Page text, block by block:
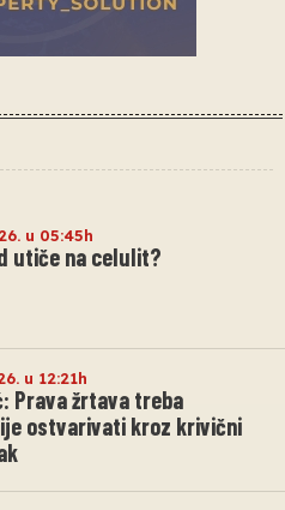
u 05:45h
utiče na celulit?
u 12:21h
Prava žrtava treba
ostvarivati kroz krivični